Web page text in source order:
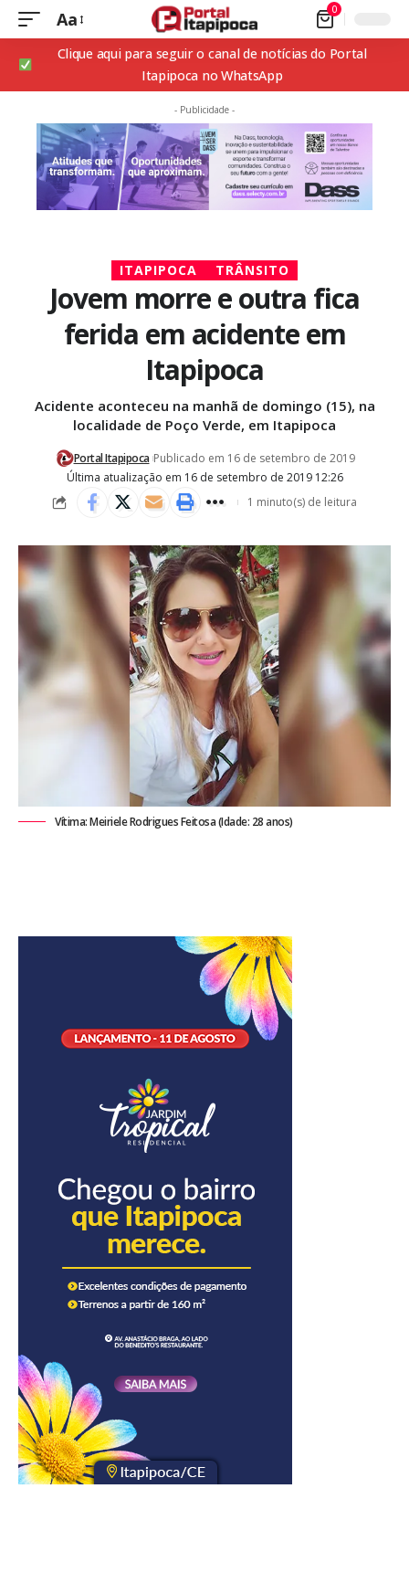
Aa 0
Clique aqui para seguir o canal de notícias do Portal
Itapipoca no WhatsApp
- Publicidade -
ITAPIPOCA TRÂNSITO
Jovem morre e outra fica
ferida em acidente em
Itapipoca
Acidente aconteceu na manhã de domingo (15), na
localidade de Poço Verde, em Itapipoca
Última atualização em 16 de setembro de 2019 12:26
Portal Itapipoca Publicado em 16 de setembro de 2019
1 minuto(s) de leitura
Vítima: Meiriele Rodrigues Feitosa (Idade: 28 anos)